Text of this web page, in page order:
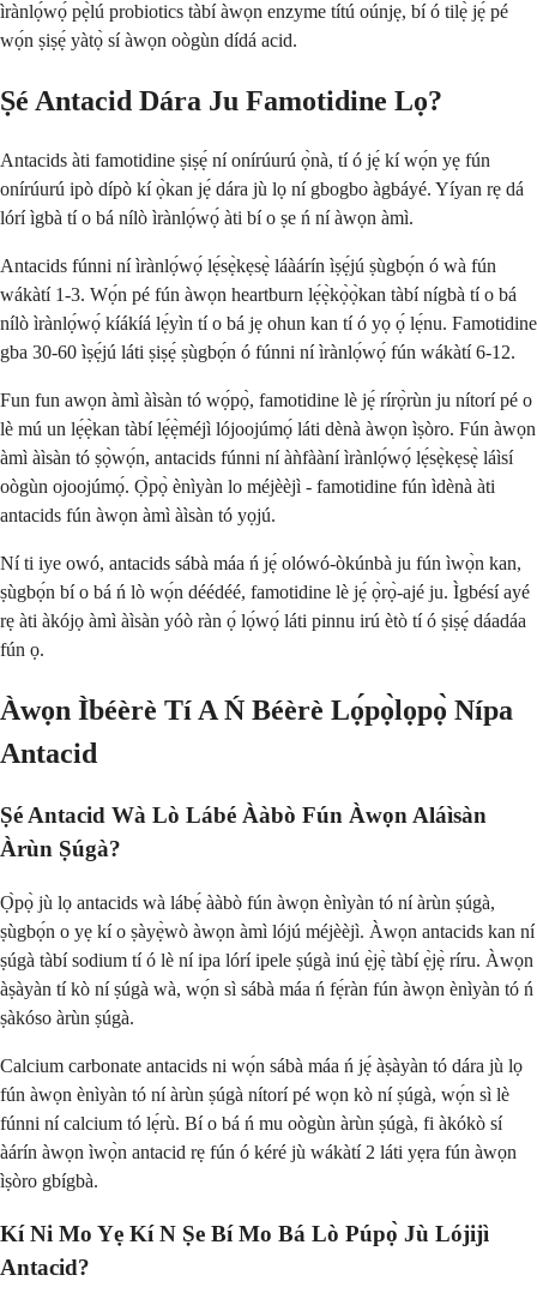
ìrànlọ́wọ́ pẹ̀lú probiotics tàbí àwọn enzyme títú oúnjẹ, bí ó tilẹ̀ jẹ́ pé
wọ́n ṣiṣẹ́ yàtọ̀ sí àwọn oògùn dídá acid.
Ṣé Antacid Dára Ju Famotidine Lọ?
Antacids àti famotidine ṣiṣẹ́ ní onírúurú ọ̀nà, tí ó jẹ́ kí wọ́n yẹ fún
onírúurú ipò dípò kí ọ̀kan jẹ́ dára jù lọ ní gbogbo àgbáyé. Yíyan rẹ dá
lórí ìgbà tí o bá nílò ìrànlọ́wọ́ àti bí o ṣe ń ní àwọn àmì.
Antacids fúnni ní ìrànlọ́wọ́ lẹ́sẹ̀kẹsẹ̀ láàárín ìṣẹ́jú ṣùgbọ́n ó wà fún
wákàtí 1-3. Wọ́n pé fún àwọn heartburn lẹ́ẹ̀kọ̀ọ̀kan tàbí nígbà tí o bá
nílò ìrànlọ́wọ́ kíákíá lẹ́yìn tí o bá jẹ ohun kan tí ó yọ ọ́ lẹ́nu. Famotidine
gba 30-60 ìṣẹ́jú láti ṣiṣẹ́ ṣùgbọ́n ó fúnni ní ìrànlọ́wọ́ fún wákàtí 6-12.
Fun fun awọn àmì àìsàn tó wọ́pọ̀, famotidine lè jẹ́ rírọ̀rùn ju nítorí pé o
lè mú un lẹ́ẹ̀kan tàbí lẹ́ẹ̀méjì lójoojúmọ́ láti dènà àwọn ìṣòro. Fún àwọn
àmì àìsàn tó ṣọ̀wọ́n, antacids fúnni ní àǹfààní ìrànlọ́wọ́ lẹ́sẹ̀kẹsẹ̀ láìsí
oògùn ojoojúmọ́. Ọ̀pọ̀ ènìyàn lo méjèèjì - famotidine fún ìdènà àti
antacids fún àwọn àmì àìsàn tó yọjú.
Ní ti iye owó, antacids sábà máa ń jẹ́ olówó-òkúnbà ju fún ìwọ̀n kan,
ṣùgbọ́n bí o bá ń lò wọ́n déédéé, famotidine lè jẹ́ ọ̀rọ̀-ajé ju. Ìgbésí ayé
rẹ àti àkójọ àmì àìsàn yóò ràn ọ́ lọ́wọ́ láti pinnu irú ètò tí ó ṣiṣẹ́ dáadáa
fún ọ.
Àwọn Ìbéèrè Tí A Ń Béèrè Lọ́pọ̀lọpọ̀ Nípa
Antacid
Ṣé Antacid Wà Lò Lábé Ààbò Fún Àwọn Aláìsàn
Àrùn Ṣúgà?
Ọ̀pọ̀ jù lọ antacids wà lábẹ́ ààbò fún àwọn ènìyàn tó ní àrùn ṣúgà,
ṣùgbọ́n o yẹ kí o ṣàyẹ̀wò àwọn àmì lójú méjèèjì. Àwọn antacids kan ní
ṣúgà tàbí sodium tí ó lè ní ipa lórí ipele ṣúgà inú ẹ̀jẹ̀ tàbí ẹ̀jẹ̀ ríru. Àwọn
àṣàyàn tí kò ní ṣúgà wà, wọ́n sì sábà máa ń fẹ́ràn fún àwọn ènìyàn tó ń
ṣàkóso àrùn ṣúgà.
Calcium carbonate antacids ni wọ́n sábà máa ń jẹ́ àṣàyàn tó dára jù lọ
fún àwọn ènìyàn tó ní àrùn ṣúgà nítorí pé wọn kò ní ṣúgà, wọ́n sì lè
fúnni ní calcium tó lẹ́rù. Bí o bá ń mu oògùn àrùn ṣúgà, fi àkókò sí
àárín àwọn ìwọ̀n antacid rẹ fún ó kéré jù wákàtí 2 láti yẹra fún àwọn
ìṣòro gbígbà.
Kí Ni Mo Yẹ Kí N Ṣe Bí Mo Bá Lò Púpọ̀ Jù Lójijì
Antacid?